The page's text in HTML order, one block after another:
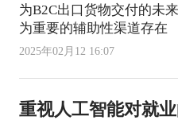
为B2C出口货物交付的未
为重要的辅助性渠道存在
2025年02月12 16:07
重视人工智能对就